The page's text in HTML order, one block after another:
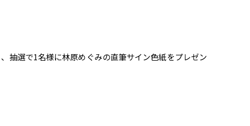
選で1名様に林原めぐみの直筆サイン色紙をプレゼン